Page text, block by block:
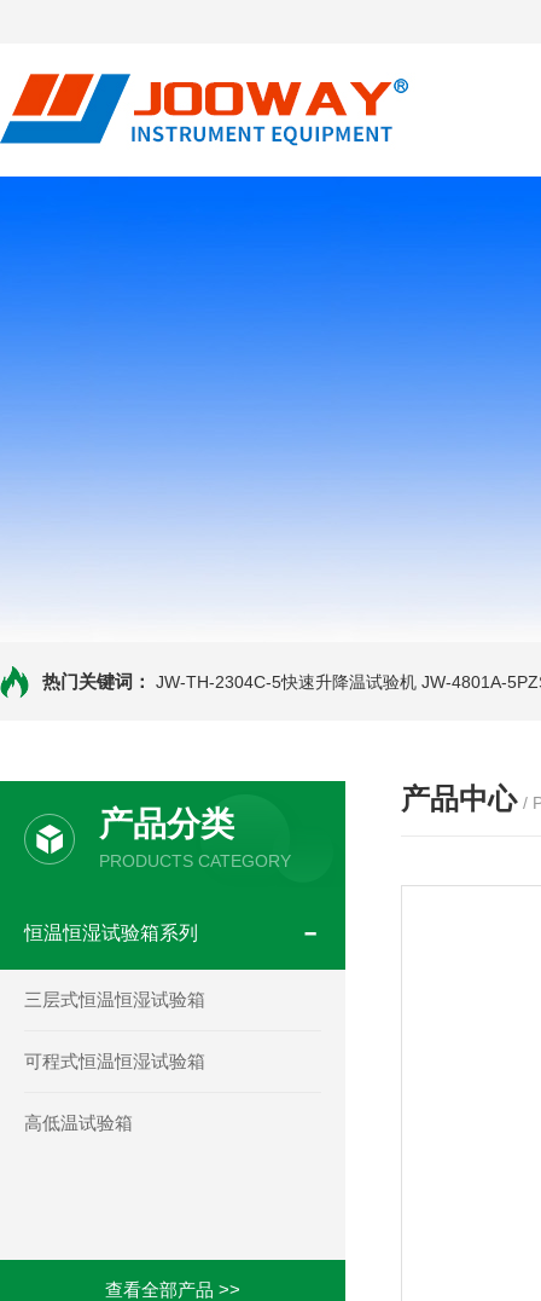
热门关键词： JW-TH-2304C-5快速升降温试验机 JW-4801A-
产品分类
PRODUCTS CATEGORY
恒温恒湿试验箱系列
三层式恒温恒湿试验箱
可程式恒温恒湿试验箱
高低温试验箱
查看全部产品 >>
产品中心 /